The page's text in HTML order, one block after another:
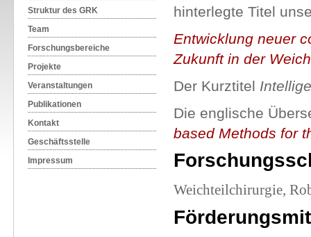
Struktur des GRK
Team
Forschungsbereiche
Projekte
Veranstaltungen
Publikationen
Kontakt
Geschäftsstelle
Impressum
hinterlegte Titel
Entwicklung neuer
Zukunft in der
Der Kurztitel
Die englische
based Methods for
Weichteilchirurgie,